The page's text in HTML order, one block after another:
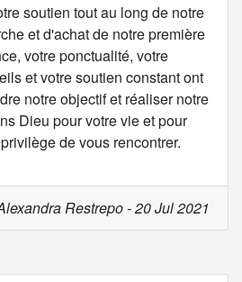
soutien tout au long de notre
et d'achat de notre première
votre ponctualité, votre
et votre soutien constant ont
notre objectif et réaliser notre
Dieu pour votre vie et pour
de vous rencontrer.
Restrepo - 20 Jul 2021